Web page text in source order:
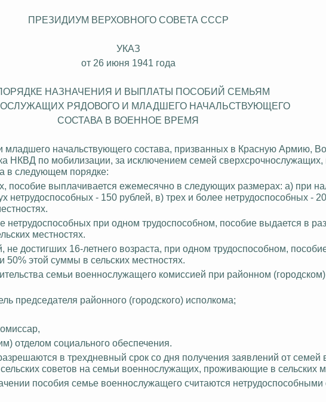
ПРЕЗИДИУМ ВЕРХОВНОГО СОВЕТА СССР
УКАЗ
от 26 июня 1941 года
НАЗНАЧЕНИЯ И ВЫПЛАТЫ ПОСОБИЙ СЕМЬЯМ
РЯДОВОГО И МЛАДШЕГО НАЧАЛЬСТВУЮЩЕГО
СОСТАВА В ВОЕННОЕ ВРЕМЯ
начальствующего состава, призванных в Красную Армию,
НКВД по мобилизации, за исключением семей сверхсрочнослужащих,
в следующем порядке:
пособие выплачивается ежемесячно в следующих размерах: а) при
нетрудоспособных - 150 рублей, в) трех и более нетрудоспособных -
нетрудоспособных при одном трудоспособном, пособие выдается в
местностях.
не достигших 16-летнего возраста, при одном трудоспособном,
этой суммы в сельских местностях.
семьи военнослужащего комиссией при районном
председателя районного (городского) исполкома;
отделом социального обеспечения.
в трехдневный срок со дня получения заявлений от семей
советов на семьи военнослужащих, проживающие в сельских
пособия семье военнослужащего считаются нетрудоспособными